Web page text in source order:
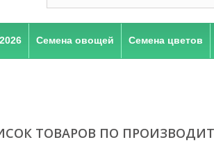
Семена овощей Семена цветов
ТОВАРОВ ПО